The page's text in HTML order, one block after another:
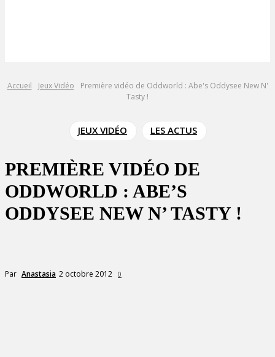
Accueil Jeux Vidéo
Première vidéo de Oddworld : Abe's Oddysee New N'
Tasty !
JEUX VIDÉO LES ACTUS
PREMIÈRE VIDÉO DE
ODDWORLD : ABE’S
ODDYSEE NEW N’ TASTY !
Par Anastasia 2 octobre 2012 0